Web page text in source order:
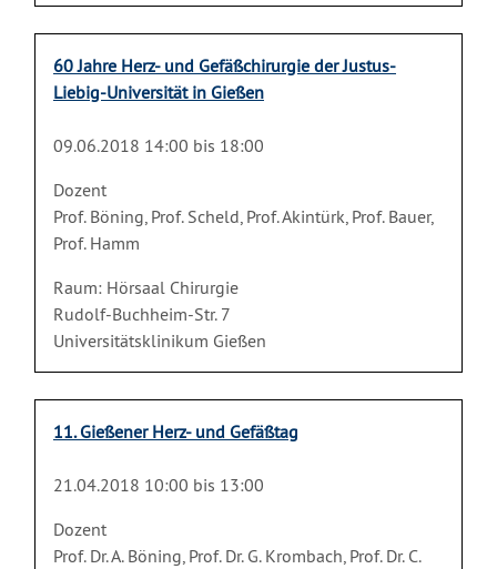
60 Jahre Herz- und Gefäßchirurgie der Justus-
Liebig-Universität in Gießen
09.06.2018 14:00 bis 18:00
Dozent
Prof. Böning, Prof. Scheld, Prof. Akintürk, Prof. Bauer,
Prof. Hamm
Raum: Hörsaal Chirurgie
Rudolf-Buchheim-Str. 7
Universitätsklinikum Gießen
11. Gießener Herz- und Gefäßtag
21.04.2018 10:00 bis 13:00
Dozent
Prof. Dr. A. Böning, Prof. Dr. G. Krombach, Prof. Dr. C.